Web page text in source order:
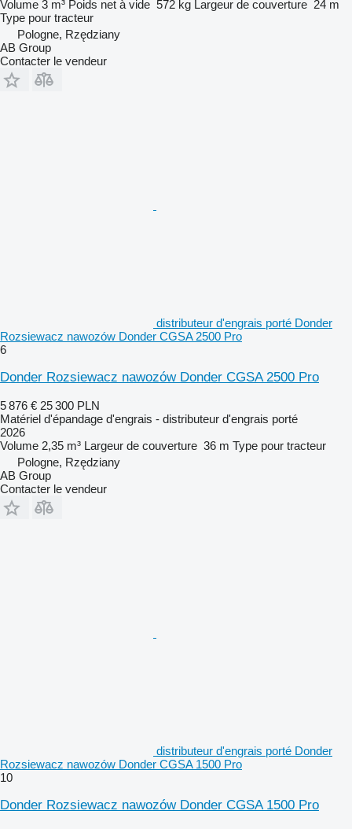
Volume 3 m³ Poids net à vide 572 kg Largeur de couverture 24 m
Type pour tracteur
Pologne, Rzędziany
AB Group
Contacter le vendeur
distributeur d'engrais porté Donder
Rozsiewacz nawozów Donder CGSA 2500 Pro
6
Donder Rozsiewacz nawozów Donder CGSA 2500 Pro
5 876 € 25 300 PLN
Matériel d'épandage d'engrais - distributeur d'engrais porté
2026
Volume 2,35 m³ Largeur de couverture 36 m Type pour tracteur
Pologne, Rzędziany
AB Group
Contacter le vendeur
distributeur d'engrais porté Donder
Rozsiewacz nawozów Donder CGSA 1500 Pro
10
Donder Rozsiewacz nawozów Donder CGSA 1500 Pro